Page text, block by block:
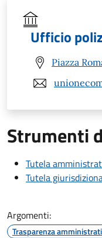
Ufficio
Piazza
Strumenti
Tutela
Tutela
Argomenti:
Trasparenza